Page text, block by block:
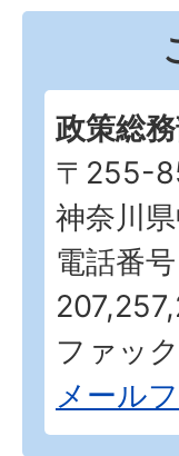
政策総
〒255-
神奈川
電話番
ファッ
メール